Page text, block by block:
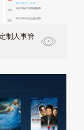
制人事管